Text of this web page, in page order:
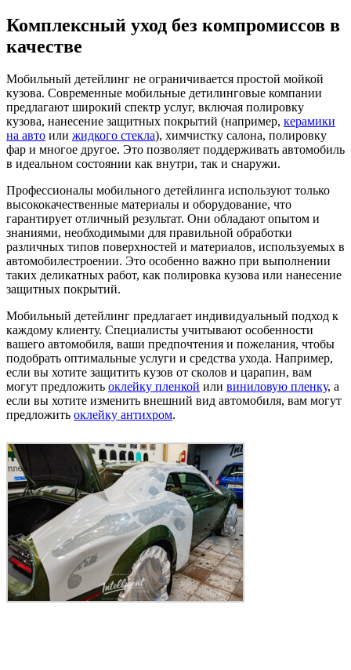
Комплексный уход без компромиссов в
качестве
Мобильный детейлинг не ограничивается простой мойкой
кузова. Современные мобильные детилинговые компании
предлагают широкий спектр услуг, включая полировку
кузова, нанесение защитных покрытий (например, керамики
на авто или жидкого стекла), химчистку салона, полировку
фар и многое другое. Это позволяет поддерживать автомобиль
в идеальном состоянии как внутри, так и снаружи.
Профессионалы мобильного детейлинга используют только
высококачественные материалы и оборудование, что
гарантирует отличный результат. Они обладают опытом и
знаниями, необходимыми для правильной обработки
различных типов поверхностей и материалов, используемых в
автомобилестроении. Это особенно важно при выполнении
таких деликатных работ, как полировка кузова или нанесение
защитных покрытий.
Мобильный детейлинг предлагает индивидуальный подход к
каждому клиенту. Специалисты учитывают особенности
вашего автомобиля, ваши предпочтения и пожелания, чтобы
подобрать оптимальные услуги и средства ухода. Например,
если вы хотите защитить кузов от сколов и царапин, вам
могут предложить оклейку пленкой или виниловую пленку, а
если вы хотите изменить внешний вид автомобиля, вам могут
предложить оклейку антихром.